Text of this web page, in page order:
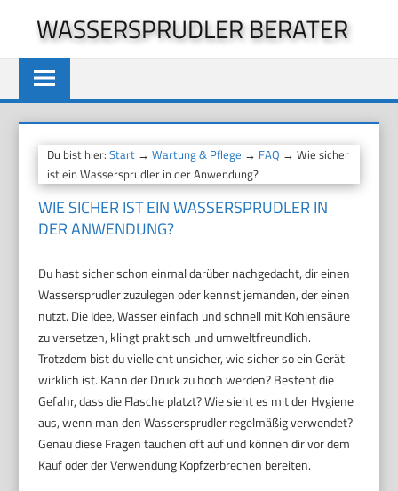
springen
WASSERSPRUDLER BERATER
Du bist hier:Start →Wartung & Pflege → FAQ → Wie sicher
ist ein Wassersprudler in der Anwendung?
WIE SICHER IST EIN WASSERSPRUDLER IN
DER ANWENDUNG?
Du hast sicher schon einmal darüber nachgedacht, dir einen
Wassersprudler zuzulegen oder kennst jemanden, der einen
nutzt. Die Idee, Wasser einfach und schnell mit Kohlensäure
zu versetzen, klingt praktisch und umweltfreundlich.
Trotzdem bist du vielleicht unsicher, wie sicher so ein Gerät
wirklich ist. Kann der Druck zu hoch werden? Besteht die
Gefahr, dass die Flasche platzt? Wie sieht es mit der Hygiene
aus, wenn man den Wassersprudler regelmäßig verwendet?
Genau diese Fragen tauchen oft auf und können dir vor dem
Kauf oder der Verwendung Kopfzerbrechen bereiten.